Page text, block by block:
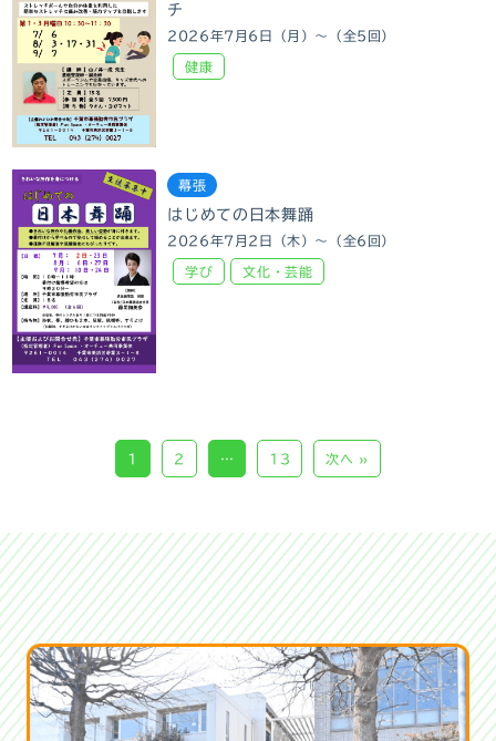
チ
2026年7月6日（月）～（全5回）
健康
幕張
はじめての日本舞踊
2026年7月2日（木）～（全6回）
学び 文化・芸能
1 2 … 13 次へ »